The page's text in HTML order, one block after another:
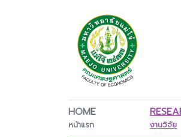
HOME
หน้าแรก งานวิจัย